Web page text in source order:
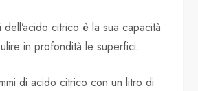
citrico è la sua capacità
in profondità le superfici.
di acido citrico con un litro di